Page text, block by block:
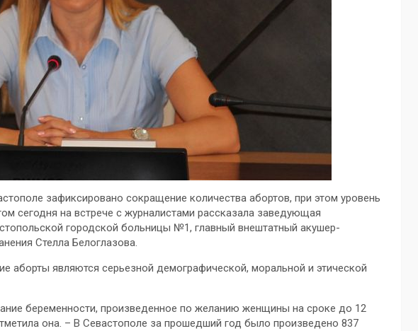
зафиксировано сокращение количества абортов, при этом уровень
сегодня на встрече с журналистами рассказала заведующая
городской больницы №1, главный внештатный акушер-
Стелла Белоглазова.
аборты являются серьезной демографической, моральной и этической
беременности, произведенное по желанию женщины на сроке до 12
она. – В Севастополе за прошедший год было произведено 837